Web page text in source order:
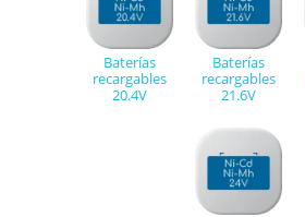
Baterías
recargables
20.4V
Baterías
recargables
21.6V